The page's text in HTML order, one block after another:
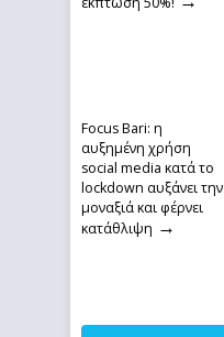
Focus Bari: η
αυξημένη χρήση
social media κατά το
lockdown αυξάνει την
μοναξιά και φέρνει
κατάθλιψη →